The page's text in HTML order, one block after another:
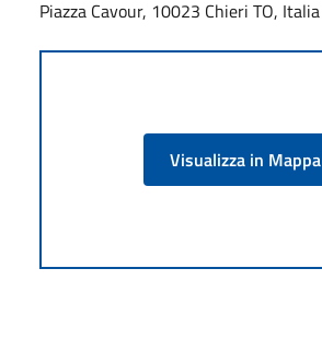
Piazza Cavour, 10023 Chieri TO, Italia
Visualizza in Mappa